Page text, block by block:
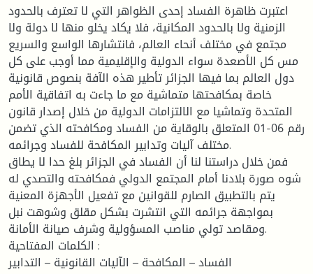
اعتبرت ظاهرة الفساد إحدى الظواهر التي لا تعترف بالحدود
الزمنية ولا بالحدود المكانية، فلا يكاد يخلو منها لا دولة ولا
مجتمع في مختلف أنحاء العالم، فانتشارها الواسع والسريع
مس كل الأصعدة سواء الدولية والإقليمية مما أوجب على كل
دول العالم بما فيها الجزائر تأطير هذه الآفة بنصوص قانونية
خاصة بمكافحتها متماشية مع ما جاءت به اتفاقية الأمم
المتحدة وتماشيا مع الالتزامات الدولية من خلال إصدار قانون
رقم 06-01 المتعلق بالوقاية من الفساد ومكافحته الذي تضمن
مختلف آليات وتدابير المكافحة للفساد وجرائمه.
فمن خلال دراستنا لنا أن الفساد في الجزائر بلغ حدا لا يطاق
شوه صورة بلادنا أمام المجتمع الدولي فمكافحته والتصدي له
يتم بالتطبيق الصارم للقوانين مع تفعيل الأجهزة المعنية
بمواجهة جرائمه التي انتشرت بشكل مقلق وشوهت نبل
ومقاصد تولي مناصب المسؤولية وشرف صيانة الأمانة.
الكلمات المفتاحية :
الفساد – المكافحة – الآليات القانونية – التدابير